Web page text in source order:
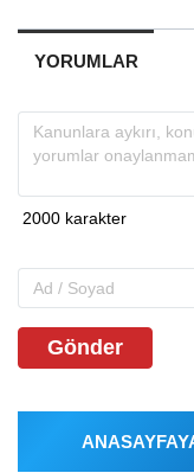
YORUMLAR
Gönder